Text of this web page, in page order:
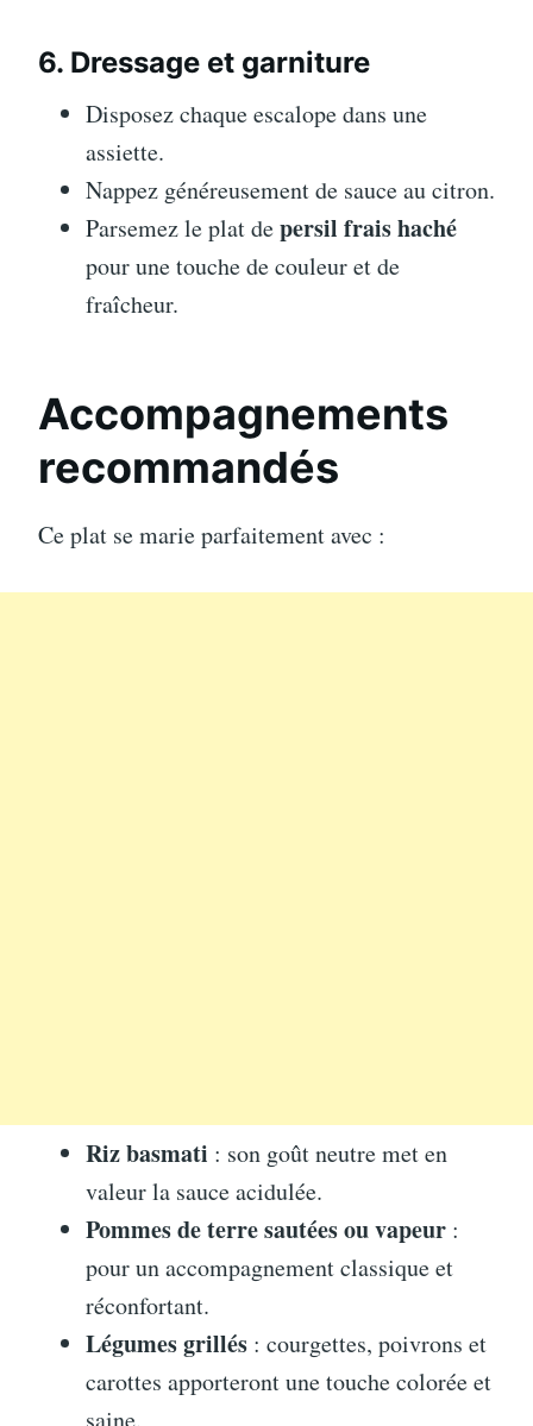
6. Dressage et garniture
Disposez chaque escalope dans une
assiette.
Nappez généreusement de sauce au citron.
Parsemez le plat depersil frais haché
pour une touche de couleur et de
fraîcheur.
Accompagnements
recommandés
Ce plat se marie parfaitement avec :
Riz basmati : son goût neutre met en
valeur la sauce acidulée.
Pommes de terre sautées ou vapeur :
pour un accompagnement classique et
réconfortant.
Légumes grillés : courgettes, poivrons et
carottes apporteront une touche colorée et
saine.